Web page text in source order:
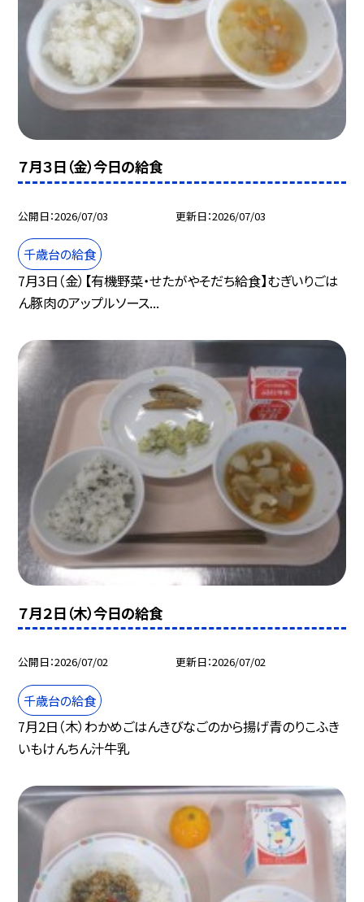
７月３日（金）今日の給食
公開日 2026/07/03 更新日 2026/07/03
千歳台の給食
7月3日（金）【有機野菜・せたがやそだち給食】むぎいりごは
ん豚肉のアップルソース...
７月２日（木）今日の給食
公開日 2026/07/02 更新日 2026/07/02
千歳台の給食
7月2日（木）わかめごはんきびなごのから揚げ青のりこふき
いもけんちん汁牛乳